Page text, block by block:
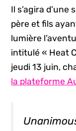
Il s’agira d’une
père et fils
lumière
intitulé « Heat
jeudi 13 juin,
la plateforme